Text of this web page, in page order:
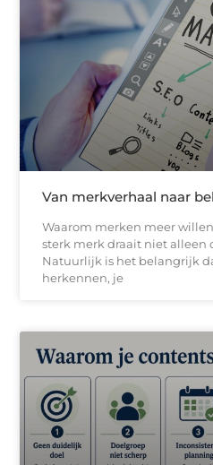
Van merkverhaal naar
Waarom merken meer
sterk merk draait niet alleen
Natuurlijk is het belangrijk
herkennen, je